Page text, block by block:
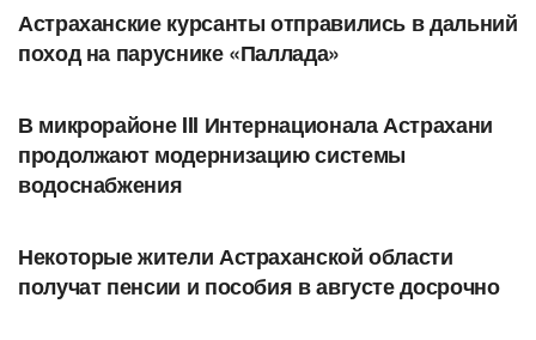
Астраханские курсанты отправились в дальний
поход на паруснике «Паллада»
В микрорайоне III Интернационала Астрахани
продолжают модернизацию системы
водоснабжения
Некоторые жители Астраханской области
получат пенсии и пособия в августе досрочно